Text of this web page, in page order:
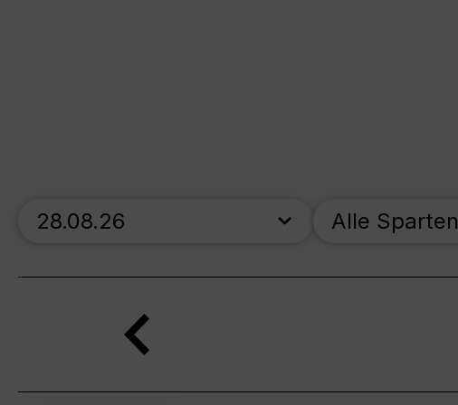
skip_calendar_timeline
Suche
Alle Sparten